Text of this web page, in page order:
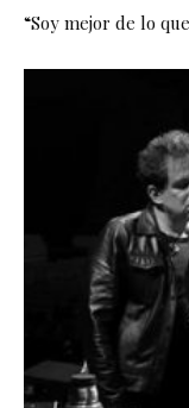
“Soy mejor de lo